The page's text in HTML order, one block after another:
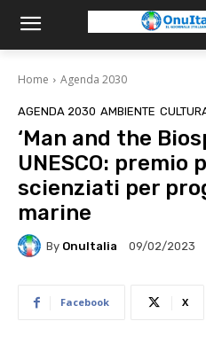
Home Agenda 2030
AGENDA 2030 AMBIENTE
‘Man and the
UNESCO: premio
scienziati per
marine
By OnuItalia 09/02/2023
Facebook X